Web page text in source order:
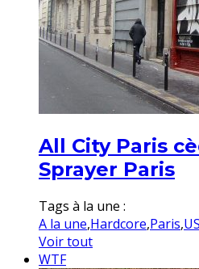
All City Paris
Sprayer Paris
Tags à la une :
A la une,Hardcore,Paris,
Voir tout
WTF